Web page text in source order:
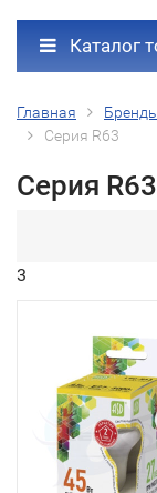
Каталог
Главная
Серия R63
Серия R63
3